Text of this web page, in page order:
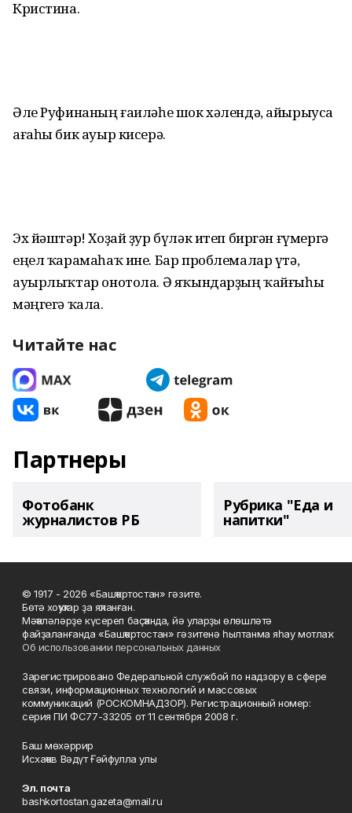
Кристина.
Әле Руфинаның ғаиләһе шок хәлендә, айырыуса
ағаһы бик ауыр кисерә.
Эх йәштәр! Хоҙай ҙур бүләк итеп биргән ғүмергә
еңел ҡарамаһаҡ ине. Бар проблемалар үтә,
ауырлыҡтар онотола. Ә яҡындарҙың ҡайғыһы
мәңгегә ҡала.
Читайте нас
Партнеры
Фотобанк
журналистов РБ
Рубрика "Еда и
напитки"
© 1917 - 2026 «Башҡортостан» гәзите.
Бөтә хоҡуҡтар ҙа яҡланған.
Мәҡәләләрҙе күсереп баҫҡанда, йә уларҙы өлөшләтә
файҙаланғанда «Башҡортостан» гәзитенә һылтанма яһау мотлаҡ.
Об использовании персональных данных
Зарегистрировано Федеральной службой по надзору в сфере
связи, информационных технологий и массовых
коммуникаций (РОСКОМНАДЗОР). Регистрационный номер:
серия ПИ ФС77-33205 от 11 сентября 2008 г.
Баш мөхәррир
Исхаҡов Вәдүт Ғәйфулла улы
Эл. почта
bashkortostan.gazeta@mail.ru